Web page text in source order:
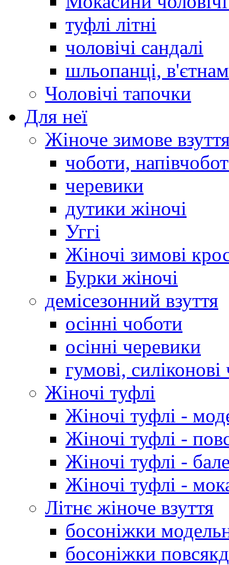
туфлі літні
чоловічі сандалі
шльопанці,
Чоловічі тапочки
Для неї
Жіноче зимове
чоботи,
черевики
дутики жіночі
Уггі
Жіночі зимові
Бурки жіночі
демісезонний взуття
осінні чоботи
осінні черевики
гумові,
Жіночі туфлі
Жіночі туфлі -
Жіночі туфлі -
Жіночі туфлі -
Жіночі туфлі -
Літнє жіноче взуття
босоніжки
босоніжки